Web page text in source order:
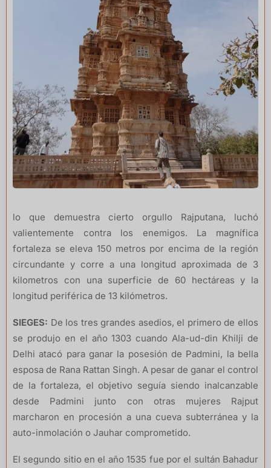
lo que demuestra cierto orgullo Rajputana, luchó
valientemente contra los enemigos. La magnífica
fortaleza se eleva 150 metros por encima de la región
circundante y corre a una longitud aproximada de 3
kilometros con una superficie de 60 hectáreas y la
longitud periférica de 13 kilómetros.
SIEGES: De los tres grandes asedios, el primero de ellos
se produjo en el año 1303 cuando Ala-ud-din Khilji de
Delhi atacó para ganar la posesión de Padmini, la bella
esposa de Rana Rattan Singh. A pesar de ganar el control
de la fortaleza, el objetivo seguía siendo inalcanzable
desde Padmini junto con otras mujeres Rajput
marcharon en procesión a una cueva subterránea y la
auto-inmolación o Jauhar comprometido.
El segundo sitio en el año 1535 fue por el sultán Bahadur